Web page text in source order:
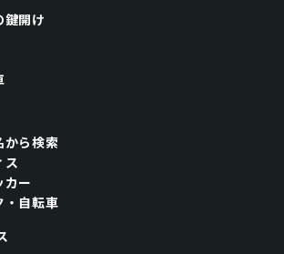
鍵開け
から検索
ス
カー
・自転車